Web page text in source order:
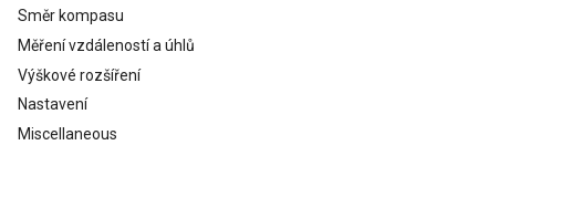
Směr kompasu
Měření vzdáleností a úhlů
Výškové rozšíření
Nastavení
Miscellaneous